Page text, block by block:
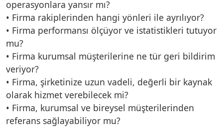
operasyonlara yansır mı?
• Firma rakiplerinden hangi yönleri ile ayrılıyor?
• Firma performansı ölçüyor ve istatistikleri tutuyor
mu?
• Firma kurumsal müşterilerine ne tür geri bildirim
veriyor?
• Firma, şirketinize uzun vadeli, değerli bir kaynak
olarak hizmet verebilecek mi?
• Firma, kurumsal ve bireysel müşterilerinden
referans sağlayabiliyor mu?